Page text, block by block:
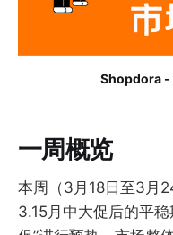
Shopdora -
一周概览
本周（3月18日至3月
3.15月中大促后的平